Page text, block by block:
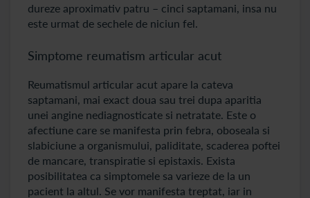
dureze aproximativ patru – cinci saptamani, insa nu
este urmat de sechele de niciun fel.
Simptome reumatism articular acut
Reumatismul articular acut apare la cateva
saptamani, mai exact doua sau trei dupa aparitia
unei angine nediagnosticate si netratate. Este o
afectiune care se manifesta prin febra, oboseala si
slabiciune a organismului, paliditate, scaderea poftei
de mancare, transpiratie si epistaxis. Exista
posibilitatea ca simptomele sa varieze de la un
pacient la altul. Se vor manifesta treptat, iar in